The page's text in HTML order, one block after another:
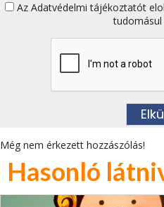
Az Adatvédelmi tájékoztatót
tudomásul
Még nem érkezett hozzászólás!
Hasonló